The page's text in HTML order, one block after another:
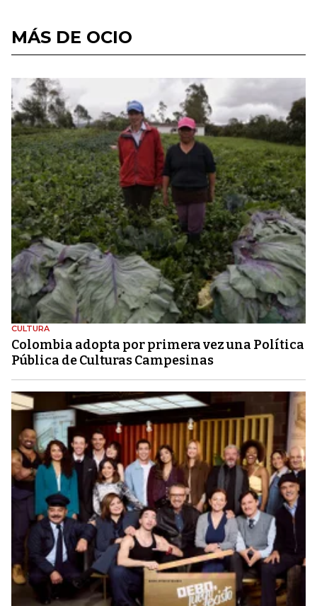
MÁS DE OCIO
CULTURA
Colombia adopta por primera vez una Política
Pública de Culturas Campesinas